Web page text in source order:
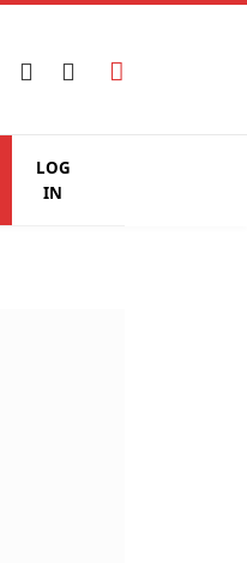
YouTubeLinkedIn
LOG
IN